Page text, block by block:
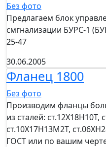
Без фото
Предлагаем блок
смгнализации БУРС-1
25-47
30.06.2005
Фланец 1800
Без фото
Производим фланцы
из сталей: ст.12Х18Н10Т,
ст.10Х17Н13М2Т,
ГОСТ или по вашим